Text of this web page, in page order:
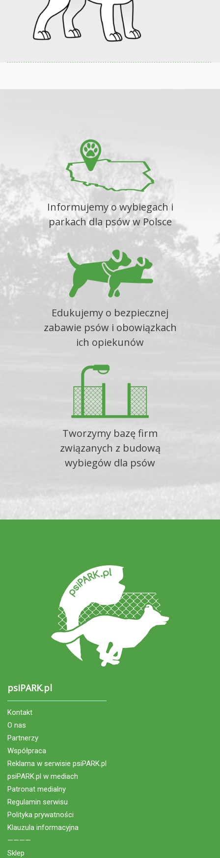
Informujemy o wybiegach i
parkach dla psów w Polsce
Edukujemy o bezpiecznej
zabawie psów i obowiązkach
ich opiekunów
Tworzymy bazę firm
związanych z budową
wybiegów dla psów
psiPARK.pl
Kontakt
O nas
Partnerzy
Współpraca
Reklama w serwisie psiPARK.pl
psiPARK.pl w mediach
Patronat medialny
Regulamin serwisu
Polityka prywatności
Klauzula informacyjna
————
Sklep